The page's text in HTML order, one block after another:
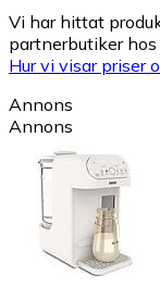
Vi har hittat
partnerbutiker
Hur vi visar priser
Annons
Annons